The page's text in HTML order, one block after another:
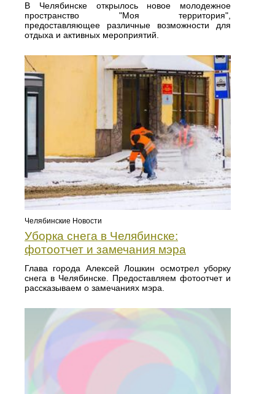
В Челябинске открылось новое молодежное
пространство "Моя территория",
предоставляющее различные возможности для
отдыха и активных мероприятий.
Челябинские Новости
Уборка снега в Челябинске:
фотоотчет и замечания мэра
Глава города Алексей Лошкин осмотрел уборку
снега в Челябинске. Предоставляем фотоотчет и
рассказываем о замечаниях мэра.